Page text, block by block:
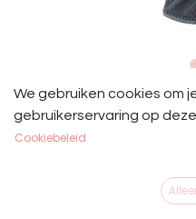
Roeckl
Swarovski
We gebruiken cookies om
gebruikerservaring op
Cookiebeleid